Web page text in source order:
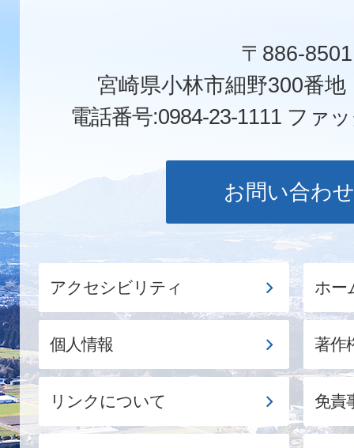
〒886-8501
宮崎県小林市細野300番
電話番号:0984-23-1111 ファ
お問い合わせ
アクセシビリティ ホー
個人情報 著作
リンクについて 免責